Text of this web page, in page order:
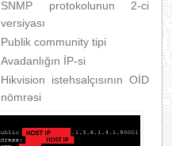
SNMP protokolunun 2-ci
versiyası
Publik community tipi
Avadanlığın İP-si
Hikvision istehsalçısının OİD
nömrəsi